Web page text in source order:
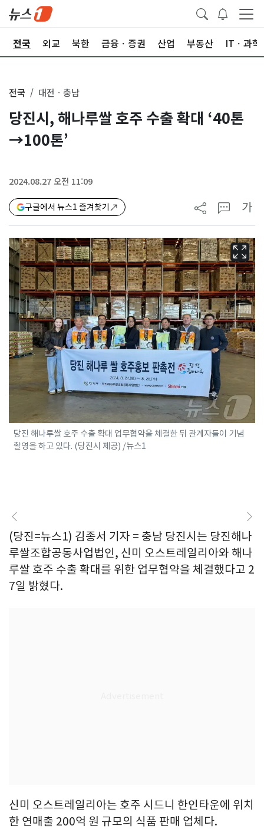
전국 외교 북한 금융ㆍ증권 산업 부동산 ITㆍ과학
전국 대전ㆍ충남
당진시, 해나루쌀 호주 수출 확대 ‘40톤
→100톤’
2024.08.27 오전 11:09
구글에서 뉴스1 즐겨찾기 가
당진 해나루쌀 호주 수출 확대 업무협약을 체결한 뒤 관계자들이 기념
촬영을 하고 있다. (당진시 제공) /뉴스1
(당진=뉴스1) 김종서 기자 = 충남 당진시는 당진해나
루쌀조합공동사업법인, 신미 오스트레일리아와 해나
루쌀 호주 수출 확대를 위한 업무협약을 체결했다고 2
7일 밝혔다.
신미 오스트레일리아는 호주 시드니 한인타운에 위치
한 연매출 200억 원 규모의 식품 판매 업체다.